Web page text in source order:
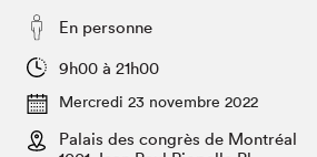
Espace médias
Espace exposant⋅e⋅s
Nous connaître
Projets partenaires 2022
Archives
En personne
9h00 à 21h00
Mercredi 23 novembre 2022
Palais des congrès de Montréal